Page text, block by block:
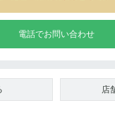
電話でお問い合わせ
店